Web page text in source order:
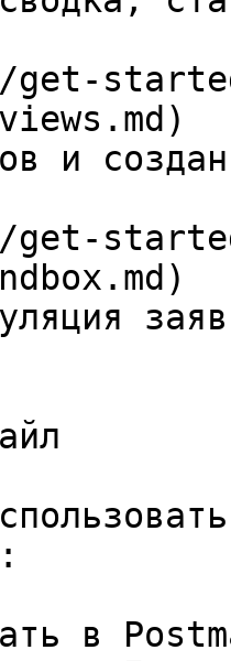
get-
и
get-
в